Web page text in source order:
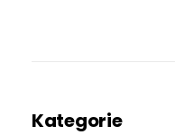
Kategorie